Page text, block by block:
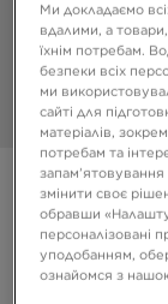
NIKE BLAZER
1999 ГРН
3299 ГРН -39%
Ми докладаємо
вдалими, а
їхнім потребам.
безпеки всіх
ми
сайті для
матеріалів,
потребам та
змінити своє
обравши
персоналізовані
уподобанням,
ознайомся з